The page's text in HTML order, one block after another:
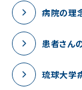
病院の理
患者さん
琉球大学